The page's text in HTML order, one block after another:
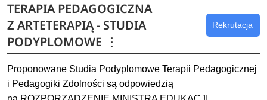
oświatowowychowawczych, absolwentów studiów
magisterskich lub licencjackich z przygotowaniem
pedagogicznym. Po ukończeniu studiów podyplomowych
Terapii pedagogicznej i pedagogiki zdolności , absolwent
uzyskuje dodatkowe kwalifikacje:
nauczyciel specjalisty terapii pedagogicznej;
TERAPIA PEDAGOGICZNA
Z ARTETERAPIĄ - STUDIA
PODYPLOMOWE ⋮
Rekrutacja
Proponowane Studia Podyplomowe Terapii Pedagogicznej
i Pedagogiki Zdolności są odpowiedzią